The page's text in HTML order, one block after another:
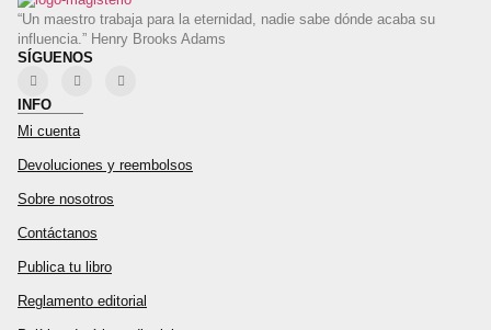
“Un maestro trabaja para la eternidad, nadie sabe dónde acaba su
influencia.” Henry Brooks Adams
SÍGUENOS
INFO
Mi cuenta
Devoluciones y reembolsos
Sobre nosotros
Contáctanos
Publica tu libro
Reglamento editorial